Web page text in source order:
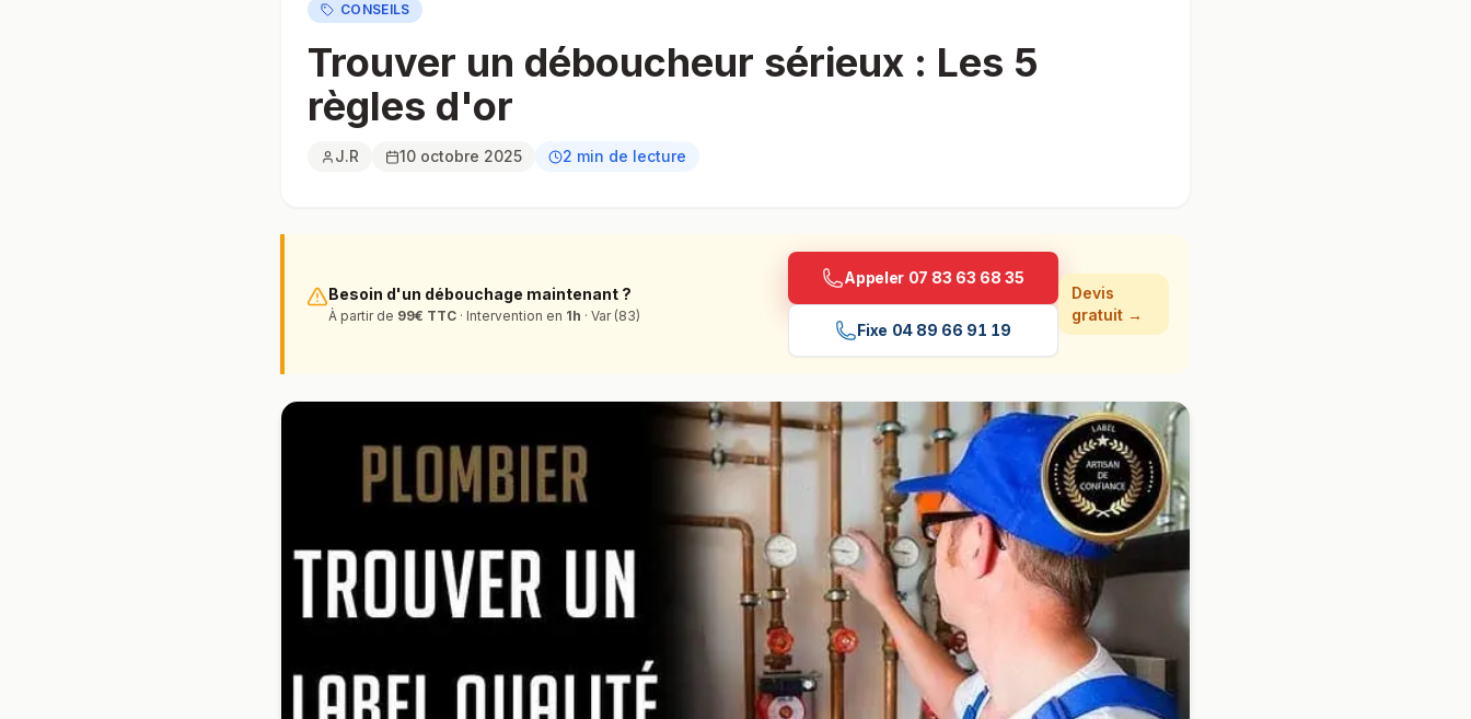
CONSEILS
Trouver un déboucheur sérieux : Les 5
règles d'or
J.R 10 octobre 2025 2 min de lecture
Besoin d'un débouchage maintenant ?
À partir de 99€ TTC · Intervention en 1h · Var (83)
Appeler 07 83 63 68 35
Fixe 04 89 66 91 19
Devis
gratuit →